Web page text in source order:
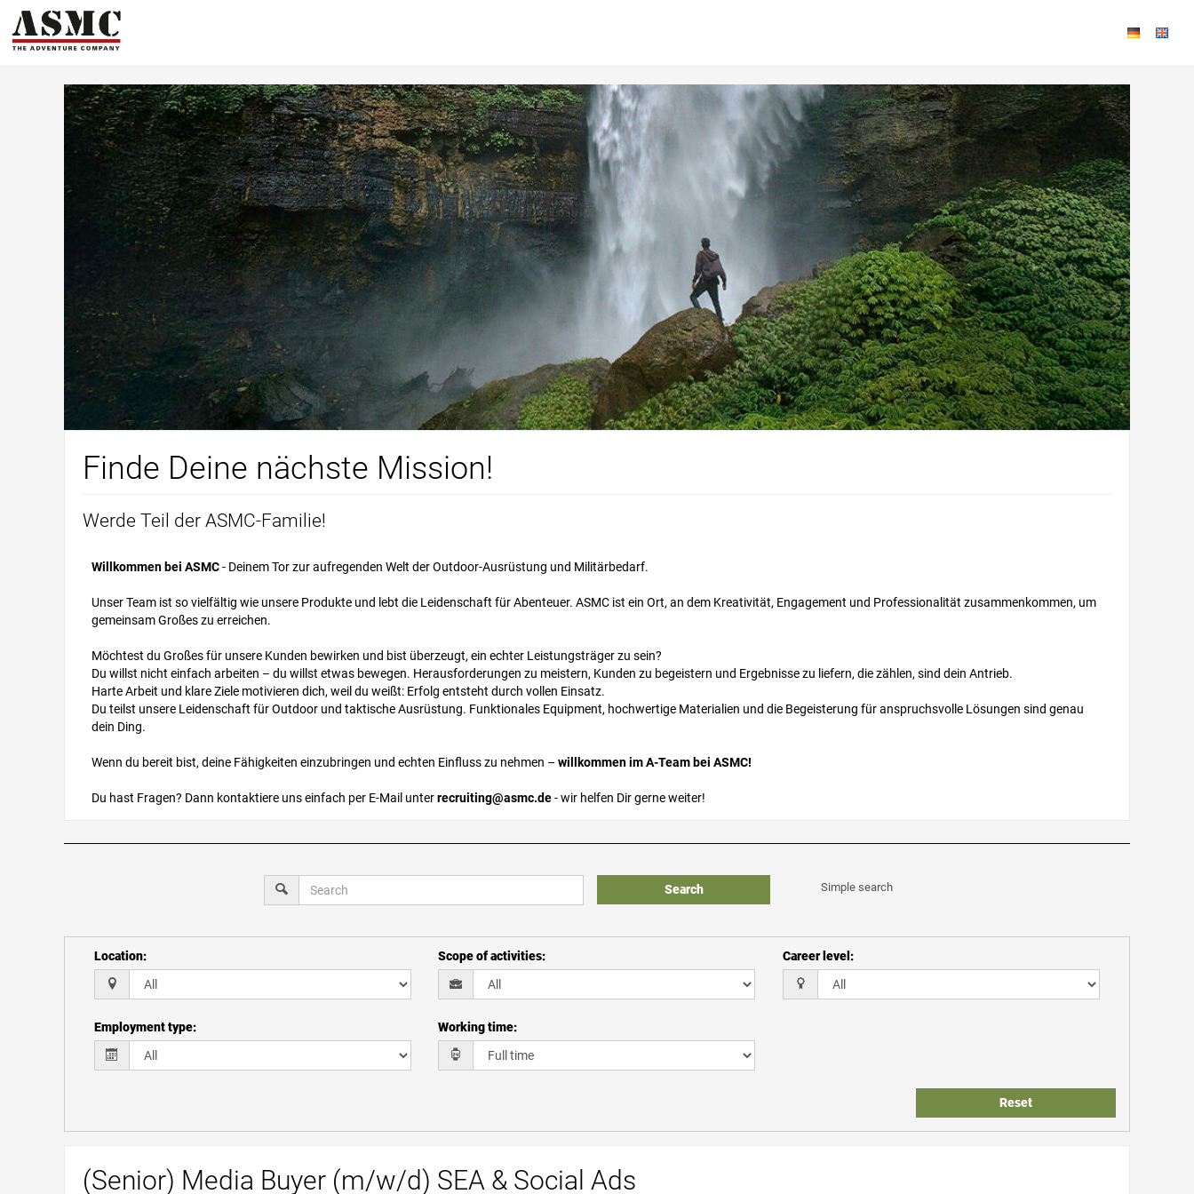
Finde Deine nächste Mission!
Werde Teil der ASMC-Familie!
Willkommen bei ASMC- Deinem Tor zur aufregenden Welt der Outdoor-Ausrüstung und Militärbedarf.
Unser Team ist so vielfältig wie unsere Produkte und lebt die Leidenschaft für Abenteuer. ASMC ist ein Ort, an dem Kreativität, Engagement und Professionalität zusammenkommen, um
gemeinsam Großes zu erreichen.
Möchtest du Großes für unsere Kunden bewirken und bist überzeugt, ein echter Leistungsträger zu sein?
Du willst nicht einfach arbeiten – du willst etwas bewegen. Herausforderungen zu meistern, Kunden zu begeistern und Ergebnisse zu liefern, die zählen, sind dein Antrieb.
Harte Arbeit und klare Ziele motivieren dich, weil du weißt: Erfolg entsteht durch vollen Einsatz.
Du teilst unsere Leidenschaft für Outdoor und taktische Ausrüstung. Funktionales Equipment, hochwertige Materialien und die Begeisterung für anspruchsvolle Lösungen sind genau
dein Ding.
Wenn du bereit bist, deine Fähigkeiten einzubringen und echten Einfluss zu nehmen – willkommen im A-Team bei ASMC!
Du hast Fragen? Dann kontaktiere uns einfach per E-Mail unterrecruiting@asmc.de- wir helfen Dir gerne weiter!
Search Simple search
Location: Scope of activities: Career level :
Employment type: Working time:
Reset
(Senior) Media Buyer (m/w/d) SEA & Social Ads